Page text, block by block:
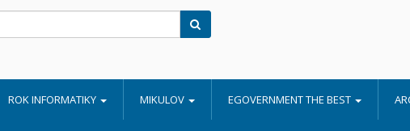
ROK INFORMATIKY MIKULOV EGOVERNMENT THE BEST